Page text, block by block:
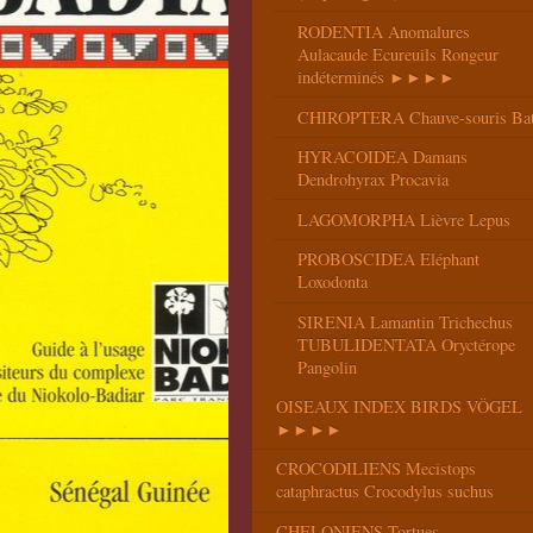
RODENTIA Anomalures
Aulacaude Ecureuils Rongeur
indéterminés ►►►►
CHIROPTERA Chauve-souris
HYRACOIDEA Damans
Dendrohyrax Procavia
LAGOMORPHA Lièvre Lepus
PROBOSCIDEA Eléphant
Loxodonta
SIRENIA Lamantin Trichechus
TUBULIDENTATA Oryctérope
Pangolin
OISEAUX INDEX BIRDS VÖGEL
►►►►
CROCODILIENS Mecistops
cataphractus Crocodylus suchus